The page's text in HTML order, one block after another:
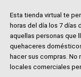
Esta tienda virtual te
horas del día los 7 días
aquellas personas que
quehaceres
hacer sus compras. No
locales comerciales